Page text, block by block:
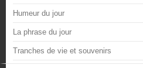
Humeur du jour
La phrase du jour
Tranches de vie et souvenirs